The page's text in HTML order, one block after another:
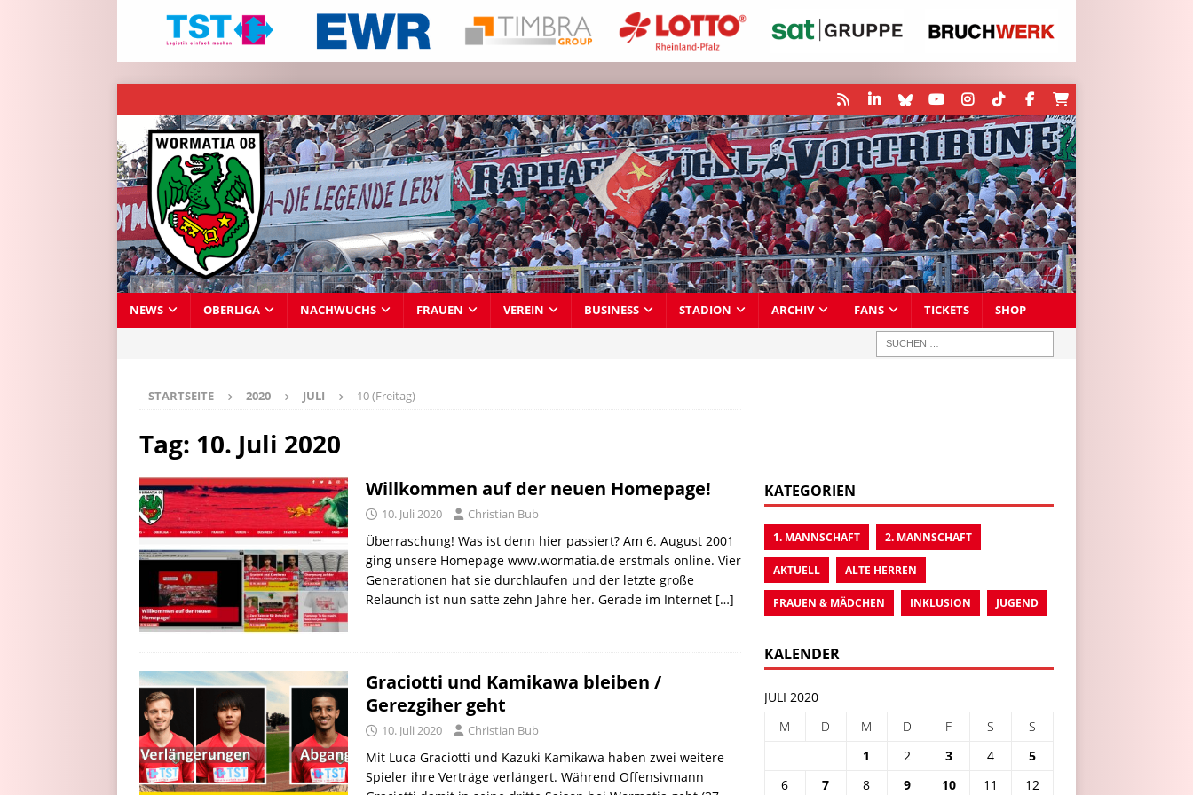
NEWS OBERLIGA NACHWUCHS FRAUEN VEREIN BUSINESS STADION ARCHIV FANS TICKETS SHOP
STARTSEITE 2020 JULI 10 (Freitag)
Tag: 10. Juli 2020
Willkommen auf der neuen Homepage!
10. Juli 2020 Christian Bub
Überraschung! Was ist denn hier passiert? Am 6. August 2001
ging unsere Homepage www.wormatia.de erstmals online. Vier
Generationen hat sie durchlaufen und der letzte große
Relaunch ist nun satte zehn Jahre her. Gerade im Internet […]
Graciotti und Kamikawa bleiben /
Gerezgiher geht
10. Juli 2020 Christian Bub
Mit Luca Graciotti und Kazuki Kamikawa haben zwei weitere
Spieler ihre Verträge verlängert. Während Offensivmann
KATEGORIEN
1. MANNSCHAFT 2. MANNSCHAFT
AKTUELL ALTE HERREN
FRAUEN & MÄDCHEN INKLUSION JUGEND
KALENDER
JULI 2020
M
D M D F S
S
1
2 3 4
5
6
7 8 9 10 11 12